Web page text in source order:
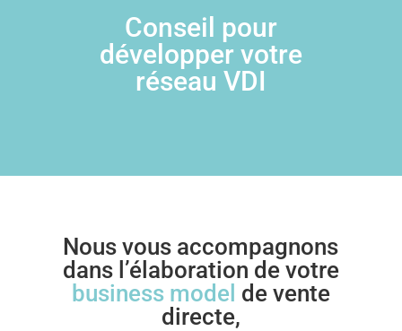
Conseil pour
développer votre
réseau VDI
Nous vous accompagnons
dans l’élaboration de votre
business model de vente
directe,